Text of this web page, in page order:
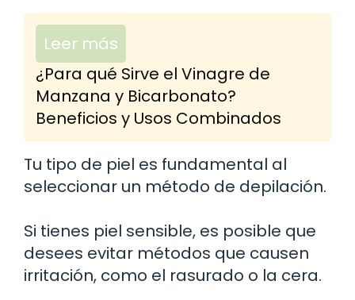
Leer más
¿Para qué Sirve el Vinagre de
Manzana y Bicarbonato?
Beneficios y Usos Combinados
Tu tipo de piel es fundamental al
seleccionar un método de depilación.
Si tienes piel sensible, es posible que
desees evitar métodos que causen
irritación, como el rasurado o la cera.